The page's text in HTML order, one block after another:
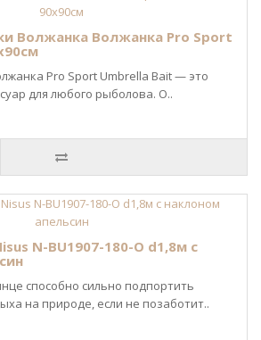
Волжанка Волжанка Pro Sport
Pro Sport Umbrella Bait — это
для любого рыболова. О..
N-BU1907-180-О d1,8м с
способно сильно подпортить
на природе, если не позаботит..